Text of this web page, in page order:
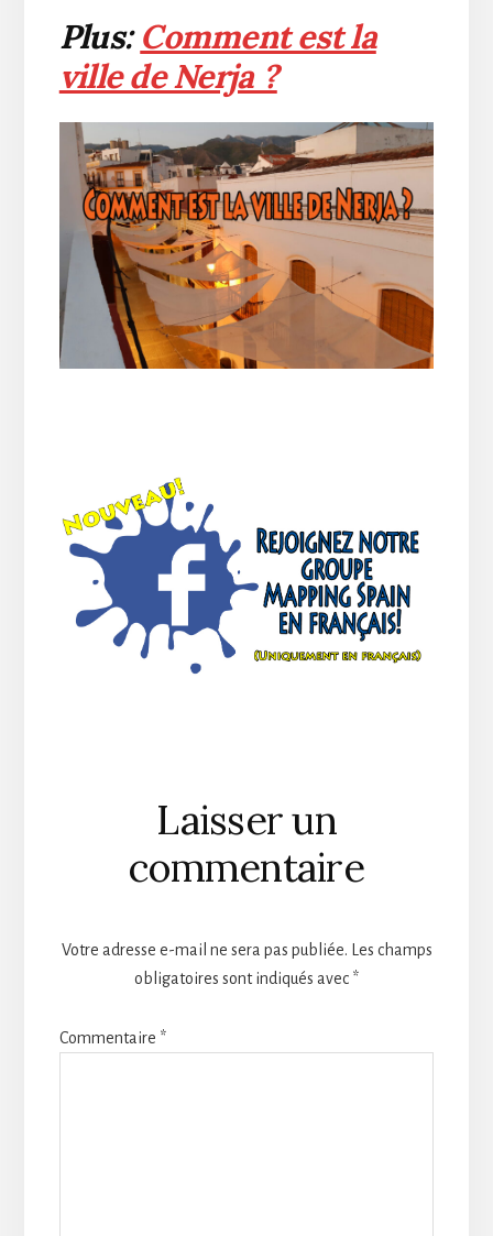
Plus:Comment est la
ville de Nerja ?
Reader
Interactions
Laisser un
commentaire
Votre adresse e-mail ne sera pas publiée. Les champs
obligatoires sont indiqués avec *
Commentaire *